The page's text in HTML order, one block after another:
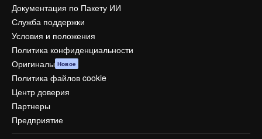
Документация по Пакету ИИ
Служба поддержки
Условия и положения
Политика конфиденциальности
Оригиналы Новое
Политика файлов cookie
Центр доверия
Партнеры
Предприятие